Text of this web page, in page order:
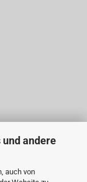
andere
auch von